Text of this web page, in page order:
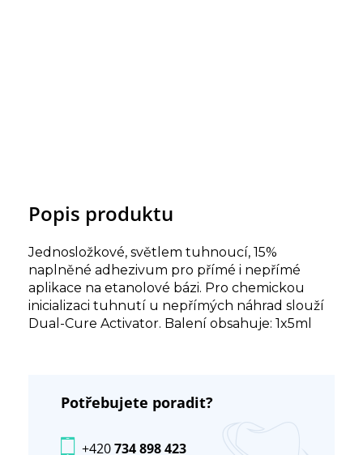
Popis produktu
Jednosložkové, světlem tuhnoucí, 15%
naplněné adhezivum pro přímé i nepřímé
aplikace na etanolové bázi. Pro chemickou
inicializaci tuhnutí u nepřímých náhrad slouží
Dual-Cure Activator. Balení obsahuje: 1x5ml
Potřebujete poradit?
+420734 898 423